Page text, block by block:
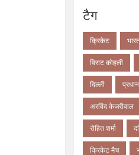
टैग
क्रिकेट
विराट कोहली
दिल्ली
अरविंद केजरीवाल
रोहित शर्मा
क्रिकेट मैच